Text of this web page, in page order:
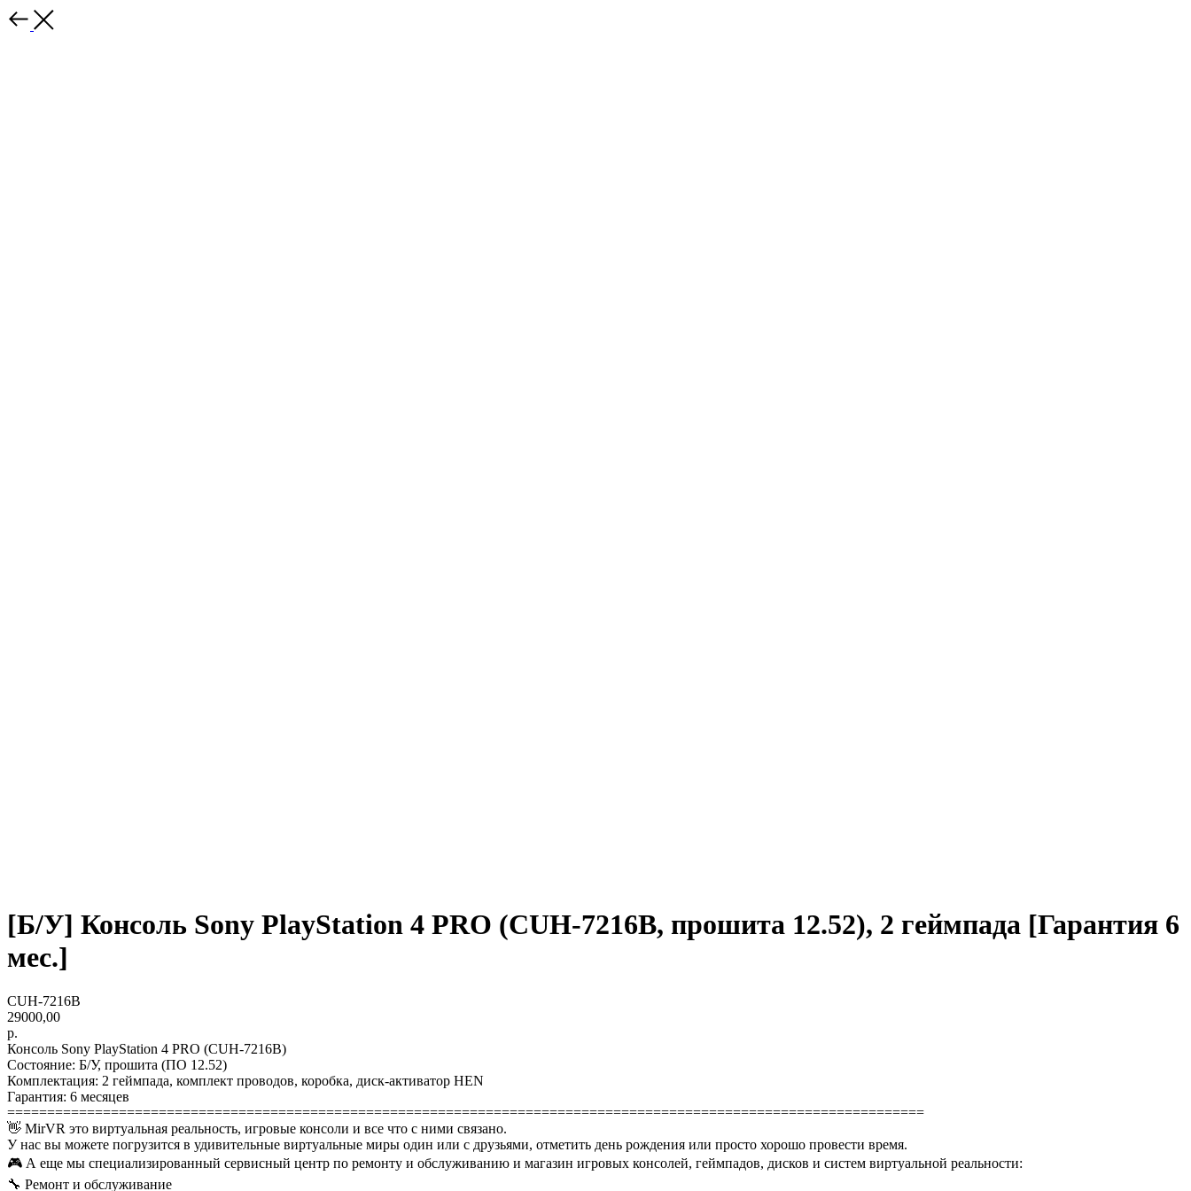
[Б/У] Консоль Sony PlayStation 4 PRO (CUH-7216B, прошита 12.52), 2 геймпада [Гарантия 6
мес.]
CUH-7216B
29000,00
р.
Консоль Sony PlayStation 4 PRO (CUH-7216B)
Состояние: Б/У, прошита (ПО 12.52)
Комплектация: 2 геймпада, комплект проводов, коробка, диск-активатор HEN
Гарантия: 6 месяцев
===================================================================================================================
👋 MirVR это виртуальная реальность, игровые консоли и все что с ними связано.
У нас вы можете погрузится в удивительные виртуальные миры один или с друзьями, отметить день рождения или просто хорошо провести время.
🎮 А еще мы специализированный сервисный центр по ремонту и обслуживанию и магазин игровых консолей, геймпадов, дисков и систем виртуальной реальности:
🔧 Ремонт и обслуживание